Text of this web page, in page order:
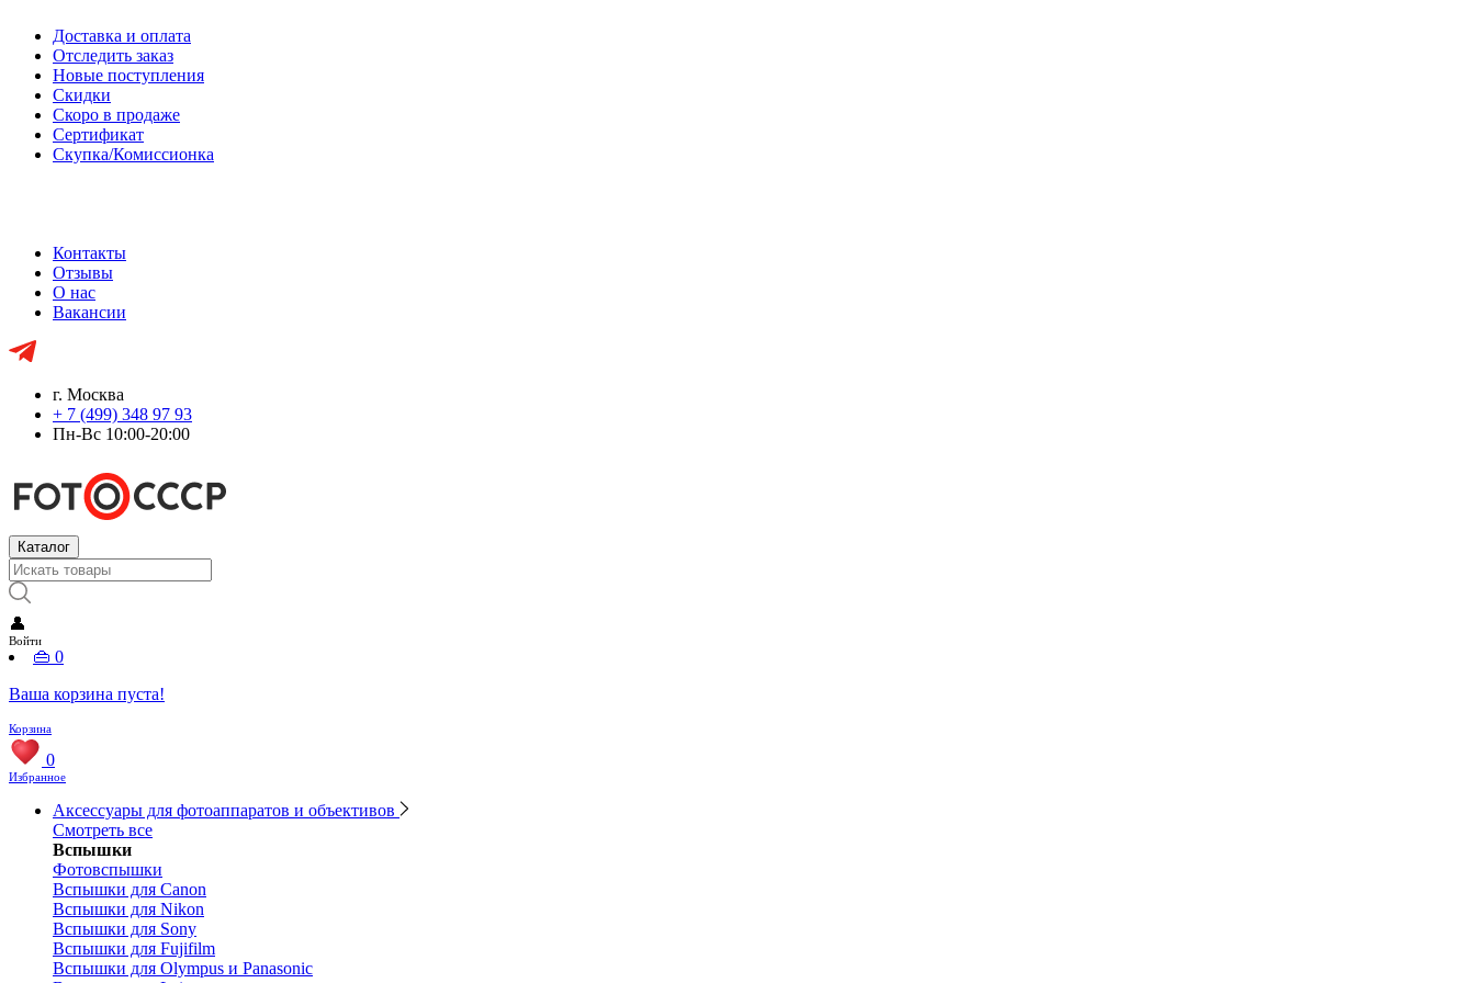
Доставка и оплата
Отследить заказ
Новые поступления
Скидки
Скоро в продаже
Сертификат
Скупка/Комиссионка
Контакты
Отзывы
О нас
Вакансии
г. Москва
+ 7 (499) 348 97 93
Пн-Вс 10:00-20:00
Каталог
👤
Войти
👜 0
Ваша корзина пуста!
Корзина
0
Избранное
Аксессуары для фотоаппаратов и объективов
Смотреть все
Вспышки
Фотовспышки
Вспышки для Canon
Вспышки для Nikon
Вспышки для Sony
Вспышки для Fujifilm
Вспышки для Olympus и Panasonic